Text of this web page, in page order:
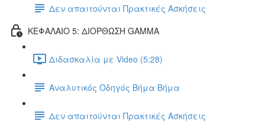
Δεν απαιτούνται Πρακτικές Ασκήσεις
ΚΕΦΑΛΑΙΟ 5: ΔΙΟΡΘΩΣΗ GAMMA
Διδασκαλία με Video (5:28)
Αναλυτικός Οδηγός Βήμα Βήμα
Δεν απαιτούνται Πρακτικές Ασκήσεις